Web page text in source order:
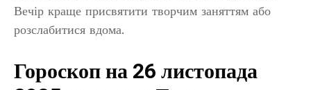
Вечір краще присвятити творчим заняттям або
розслабитися вдома.
Гороскоп на 26 листопада